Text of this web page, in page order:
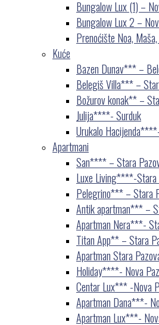
Bungalow Lux (1) –
Bungalow Lux 2 –
Prenoćište Noa,
Kuće
Bazen Dunav*** –
Belegiš Villa*** –
Božurov konak** –
Julija****- Surduk
Urukalo
Apartmani
San**** – Stara
Luxe Living****-Stara
Pelegrino*** – Stara
Antik apartman*** –
Apartman Nera***-
Titan App** – Stara
Apartman Stara
Holiday****- Nova
Centar Lux*** -Nova
Apartman Dana***-
Apartman Lux***-